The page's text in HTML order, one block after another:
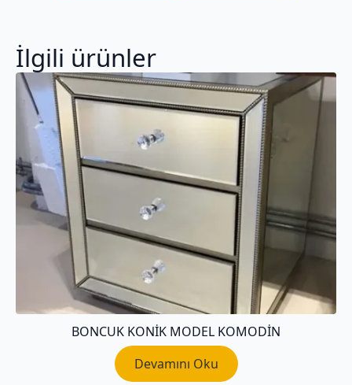
İlgili ürünler
BONCUK KONIK MODEL KOMODIN
Devamını Oku